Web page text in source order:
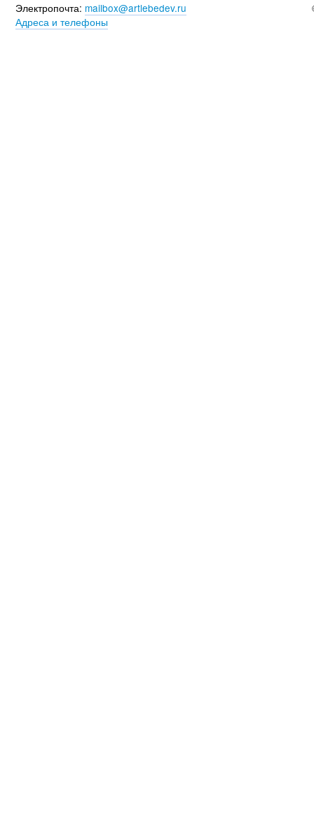
Электропочта: mailbox@artlebedev.ru
Адреса и телефоны